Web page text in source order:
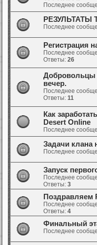
Последнее
РЕЗУЛЬТАТЫ
Последнее
Регистрация
Последнее
Ответы: 26
Добровольцы
вечер.
Последнее
Ответы: 11
Как
Desert Online
Последнее
Задачи клана
Последнее
Запуск
Последнее
Ответы: 3
Поздравляем
Последнее
Ответы: 4
Финальный
Последнее